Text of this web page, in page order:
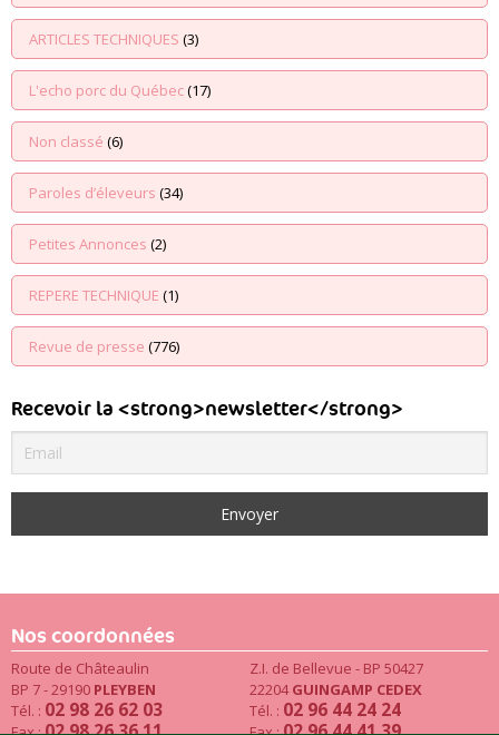
ARTICLES TECHNIQUES (3)
L'echo porc du Québec(17)
Non classé (6)
Paroles d’éleveurs (34)
Petites Annonces (2)
REPERE TECHNIQUE (1)
Revue de presse (776)
Recevoir la <strong>newsletter</strong>
Nos coordonnées
Route de Châteaulin
BP 7 - 29190 PLEYBEN
Tél. : 02 98 26 62 03
Z.I. de Bellevue - BP 50427
22204GUINGAMP CEDEX
Tél. : 02 96 44 24 24